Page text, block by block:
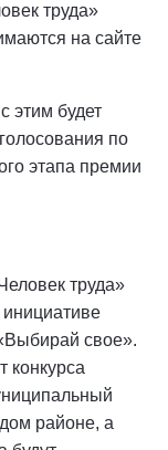
труда»
на сайте
этим будет
по
этапа премии
труда»
свое».
конкурса
районе, а